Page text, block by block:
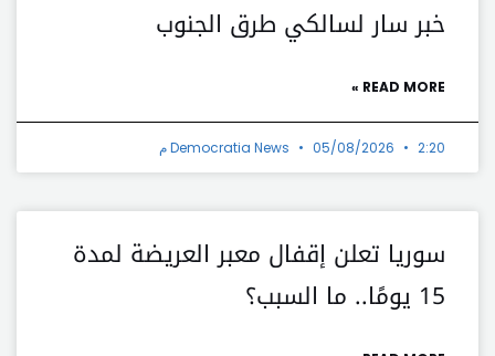
خبر سار لسالكي طرق الجنوب
READ MORE »
Democratia News 05/08/2026 2:20 م
سوريا تعلن إقفال معبر العريضة لمدة
15 يومًا.. ما السبب؟